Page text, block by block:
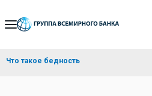
Skip
Navigation
Что такое бедность